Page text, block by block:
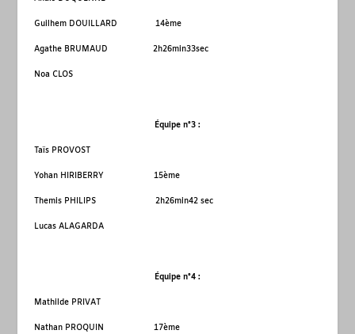
Guilhem DOUILLARD 14ème
Agathe BRUMAUD 2h26min33sec
Noa CLOS
Équipe n°3 :
Taïs PROVOST
Yohan HIRIBERRY 15ème
Themis PHILIPS 2h26min42 sec
Lucas ALAGARDA
Équipe n°4 :
Mathilde PRIVAT
Nathan PROQUIN 17ème